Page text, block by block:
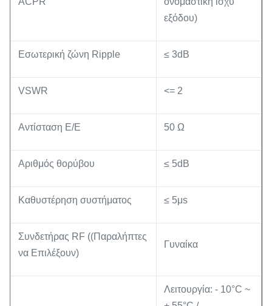
εξόδου)
Εσωτερική ζώνη Ripple ≤ 3dB
VSWR <= 2
Αντίσταση Ε/Ε 50 Ω
Αριθμός θορύβου ≤ 5dB
Καθυστέρηση συστήματος ≤ 5μs
Συνδετήρας RF ((Παραλήπτες
να Επιλέξουν)
Γυναίκα
Λειτουργία: - 10°C ~